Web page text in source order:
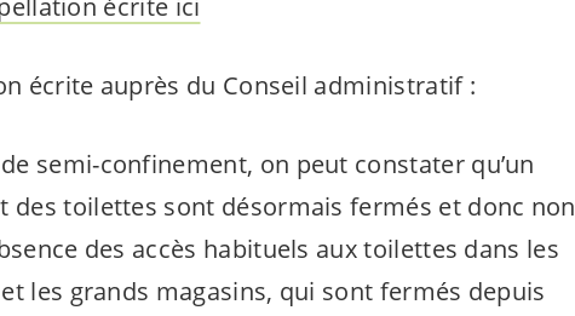
écrite ici
écrite auprès du Conseil administratif :
semi-confinement, on peut constater qu’un
des toilettes sont désormais fermés et donc non
des accès habituels aux toilettes dans les
les grands magasins, qui sont fermés depuis